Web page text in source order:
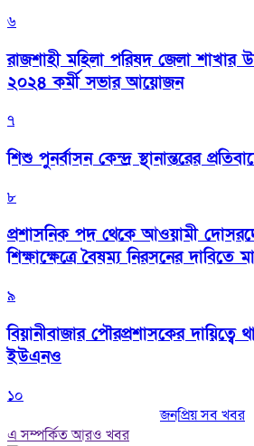
৬
রাজশাহী মহিলা পরিষদ জেলা শাখার
২০২৪ কর্মী সভার আয়োজন
৭
শিশু পুনর্বাসন কেন্দ্র স্থানান্তরের
৮
প্রশাসনিক পদ থেকে আওয়ামী
শিক্ষাক্ষেত্রে বৈষম্য নিরসনের দাবিতে
৯
বিয়ানীবাজার পৌরপ্রশাসকের দায়িত্বে
ইউএনও
১০
জনপ্রিয় সব খবর
এ সম্পর্কিত আরও খবর